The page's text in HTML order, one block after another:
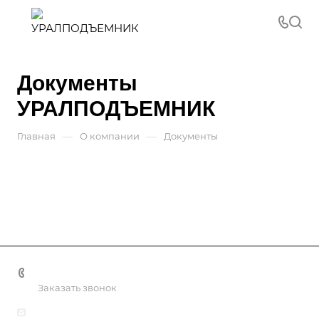
Документы
УРАЛПОДЪЕМНИК
Главная — О компании — Документы
Заказать звонок